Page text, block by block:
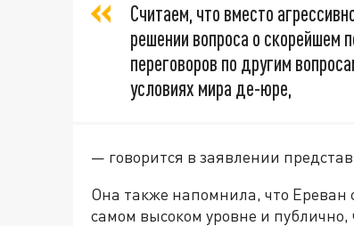
Считаем, что вместо
решении вопроса о скорейшем
переговоров по другим
условиях мира де-юре,
— говорится в заявлении
Она также напомнила, что Ереван
самом высоком уровне и публично,